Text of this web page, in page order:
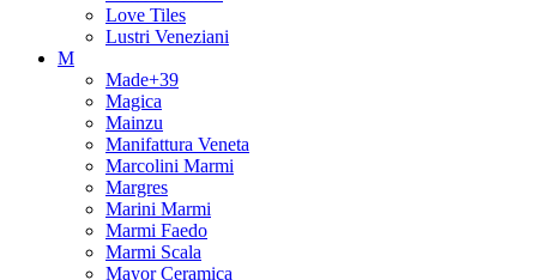
Love Tiles
Lustri Veneziani
M
Made+39
Magica
Mainzu
Manifattura Veneta
Marcolini Marmi
Margres
Marini Marmi
Marmi Faedo
Marmi Scala
Mayor Ceramica